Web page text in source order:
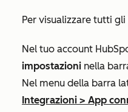
Per visualizzare tutti
Nel tuo account
impostazioni nella
Nel menu della barra
Integrazioni > App